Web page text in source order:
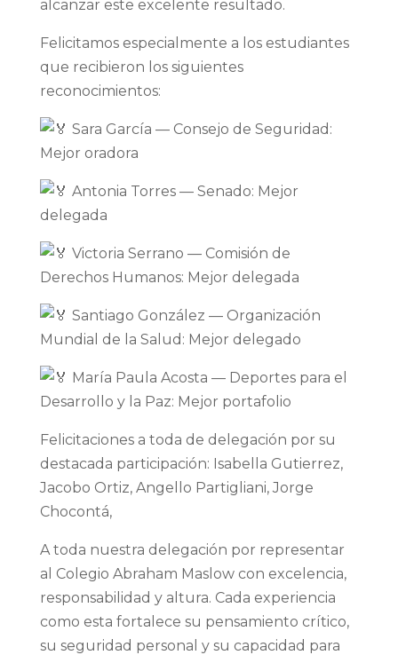
alcanzar este excelente resultado.
Felicitamos especialmente a los estudiantes
que recibieron los siguientes
reconocimientos:
Sara García — Consejo de Seguridad:
Mejor oradora
Antonia Torres — Senado: Mejor
delegada
Victoria Serrano — Comisión de
Derechos Humanos: Mejor delegada
Santiago González — Organización
Mundial de la Salud: Mejor delegado
María Paula Acosta — Deportes para el
Desarrollo y la Paz: Mejor portafolio
Felicitaciones a toda de delegación por su
destacada participación: Isabella Gutierrez,
Jacobo Ortiz, Angello Partigliani, Jorge
Chocontá,
A toda nuestra delegación por representar
al Colegio Abraham Maslow con excelencia,
responsabilidad y altura. Cada experiencia
como esta fortalece su pensamiento crítico,
su seguridad personal y su capacidad para